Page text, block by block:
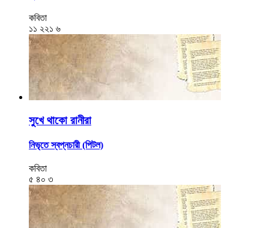
কবিতা
১১ ২২১ ৬
সুখে থাকো রানীরা
নিভৃতে স্বপ্নচারী (পিটল)
কবিতা
৫ ৪০ ৩